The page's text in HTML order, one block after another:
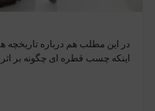
در این مطلب هم درباره
اینکه چسب قطره ای چگونه بر